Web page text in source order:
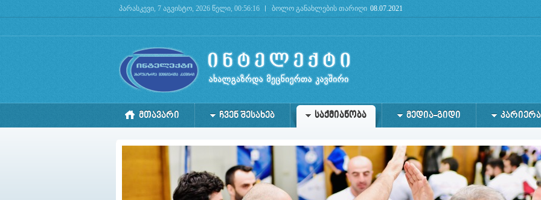
: mysql_connect(): The mysql extension is deprecated and will be removed in the future: use mysqli or PDO instead in/home/lg/public_html/admin/files/db.php
პარასკევი, 7 აგვისტო, 2026 წელი, 00:56:16 ბოლო განახლების თარიღი 08.07.2021
ᲛᲗᲐᲕᲐᲠᲘ ᲩᲕᲔᲜ ᲨᲔᲡᲐᲮᲔᲑ ᲡᲐᲥᲛᲘᲐᲜᲝᲑᲐ ᲛᲔᲓᲘᲐ-ᲒᲘᲓᲘ ᲙᲐᲠᲘᲔᲠᲐ